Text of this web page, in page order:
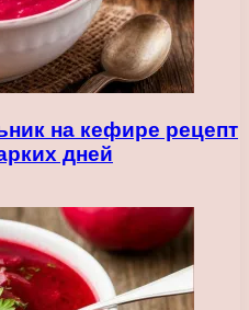
на кефире рецепт
дней